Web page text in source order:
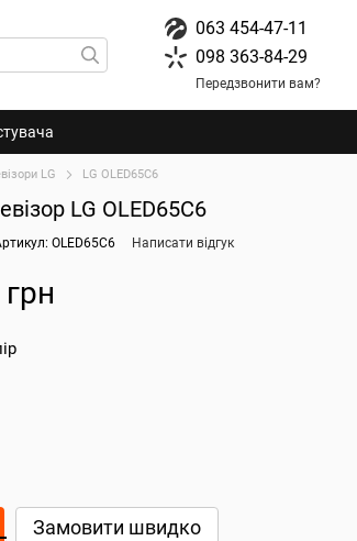
063 454-47-11
098 363-84-29
Передзвонити вам?
LG LG OLED65C6
LG OLED65C6
OLED65C6 Написати відгук
Замовити швидко